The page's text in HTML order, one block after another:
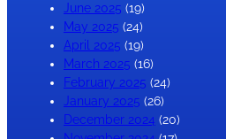
June 2025 (19)
May 2025 (24)
April 2025 (19)
March 2025 (16)
February 2025 (24)
January 2025 (26)
December 2024 (20)